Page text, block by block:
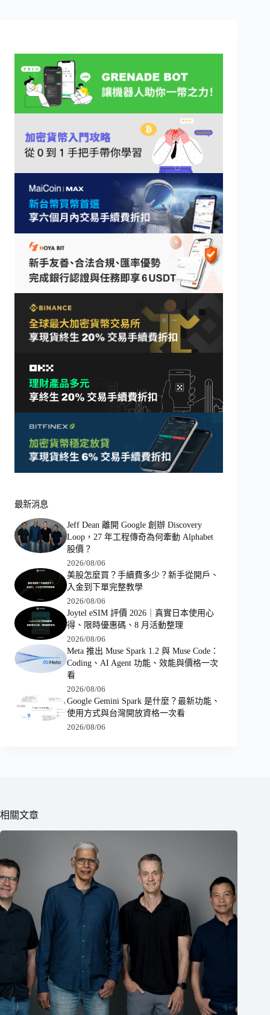
最新消息
Jeff Dean 離開 Google 創辦 Discovery
Loop，27 年工程傳奇為何牽動 Alphabet
股價？
2026/08/06
美股怎麼買？手續費多少？新手從開戶、
入金到下單完整教學
2026/08/06
Joytel eSIM 評價 2026｜真實日本使用心
得、限時優惠碼、8 月活動整理
2026/08/06
Meta 推出 Muse Spark 1.2 與 Muse Code：
Coding、AI Agent 功能、效能與價格一次
看
2026/08/06
Google Gemini Spark 是什麼？最新功能、
使用方式與台灣開放資格一次看
2026/08/06
相關文章